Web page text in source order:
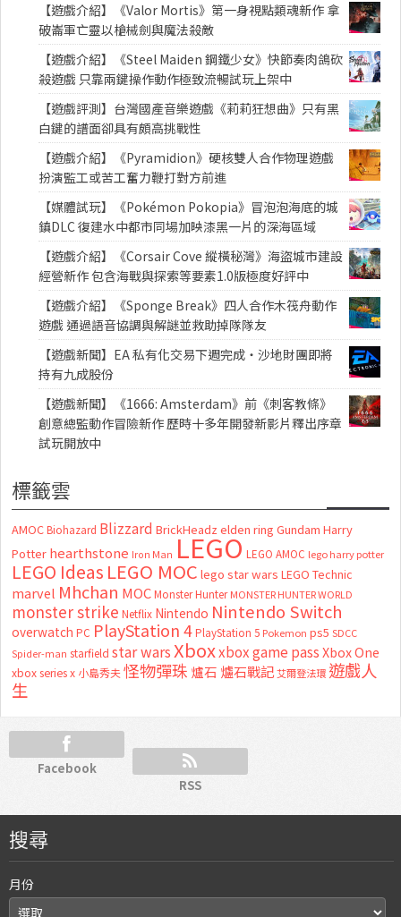
【遊戲介紹】《Valor Mortis》第一身視點類魂新作 拿
破崙軍亡靈以槍械劍與魔法殺敵
【遊戲介紹】《Steel Maiden 鋼鐵少女》快節奏肉鴿砍
殺遊戲 只靠兩鍵操作動作極致流暢試玩上架中
【遊戲評測】台灣國產音樂遊戲《莉莉狂想曲》只有黑
白鍵的譜面卻具有頗高挑戰性
【遊戲介紹】《Pyramidion》硬核雙人合作物理遊戲
扮演監工或苦工奮力鞭打對方前進
【媒體試玩】《Pokémon Pokopia》冒泡泡海底的城
鎮DLC 復建水中都市同場加映漆黑一片的深海區域
【遊戲介紹】《Corsair Cove 縱橫秘灣》海盜城市建設
經營新作 包含海戰與探索等要素1.0版極度好評中
【遊戲介紹】《Sponge Break》四人合作木筏舟動作
遊戲 通過語音協調與解謎並救助掉隊隊友
【遊戲新聞】EA 私有化交易下週完成・沙地財團即將
持有九成股份
【遊戲新聞】《1666: Amsterdam》前《刺客教條》
創意總監動作冒險新作 歷時十多年開發新影片釋出序章
試玩開放中
標籤雲
AMOC Biohazard Blizzard BrickHeadz elden ring Gundam Harry
Potter hearthstone Iron Man LEGO LEGO AMOC lego harry potter
LEGO Ideas LEGO MOC lego star wars LEGO Technic
marvel Mhchan MOC Monster Hunter MONSTER HUNTER WORLD
monster strike Netflix Nintendo Nintendo Switch
overwatch PC PlayStation 4 PlayStation 5 Pokemon ps5 SDCC
Spider-man starfield star warsXboxxbox game passXbox One
xbox series x 小島秀夫怪物彈珠 爐石 爐石戰記艾爾登法環 遊戲人
生
Facebook
RSS
搜尋
月份